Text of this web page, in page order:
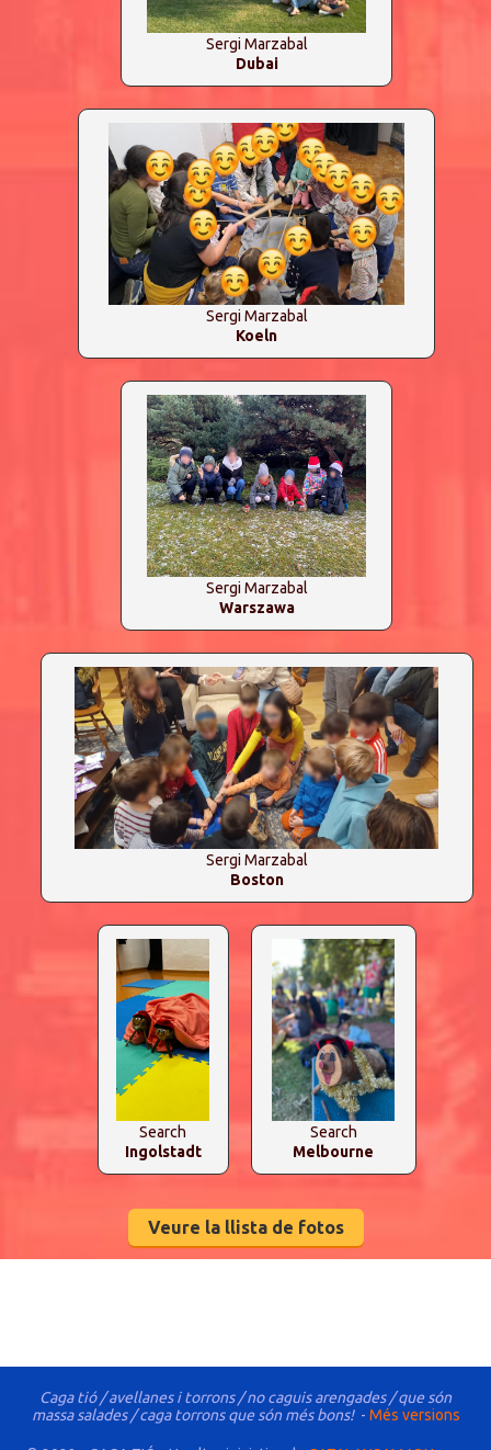
Sergi Marzabal
Dubai
Sergi Marzabal
Koeln
Sergi Marzabal
Warszawa
Sergi Marzabal
Boston
Search
Ingolstadt
Search
Melbourne
Veure la llista de fotos
Caga tió / avellanes i torrons / no caguis arengades / que són
massa salades / caga torrons que són més bons!- Més versions